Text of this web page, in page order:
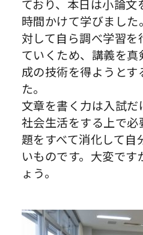
ており、本日は小論文
時間かけて学びまし
対して自ら調べ学習
ていくため、講義を
成の技術を得ようとす
た。
文章を書く力は入試
社会生活をする上で
題をすべて消化して自
いものです。大変です
ょう。